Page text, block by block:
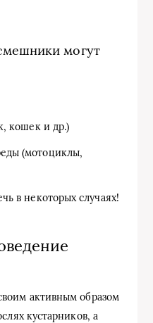
могут
кошек и др.)
(мотоциклы,
в некоторых случаях!
активным образом
кустарников, а